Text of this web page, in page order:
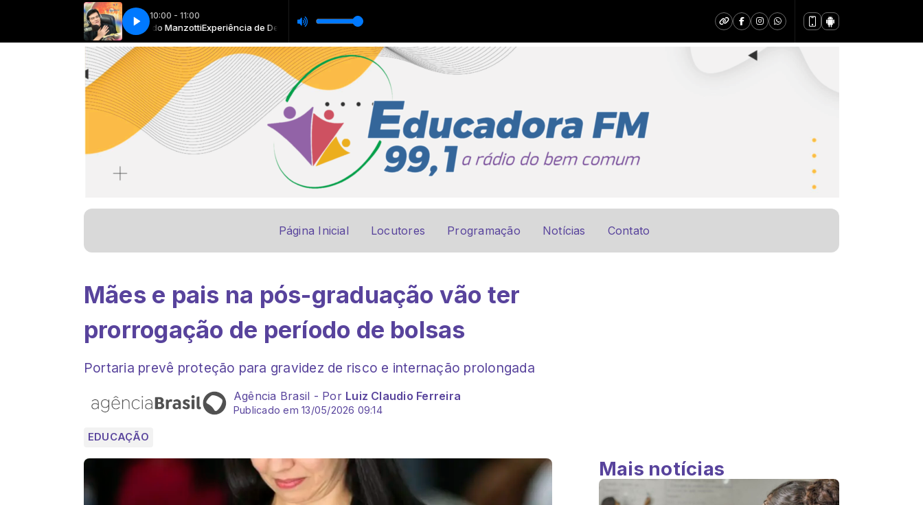
10:00 - 11:00
de Deus com Pe. Reginaldo ManzottiExperiência de Deus com Pe. Reginaldo Manzotti
Now Playing info goes here Now Playing info goes here
Página Inicial Locutores Programação Notícias Contato
Mães e pais na pós-graduação vão ter
prorrogação de período de bolsas
Portaria prevê proteção para gravidez de risco e internação prolongada
Agência Brasil - Por Luiz Claudio Ferreira
Publicado em 13/05/2026 09:14
EDUCAÇÃO
Mais notícias